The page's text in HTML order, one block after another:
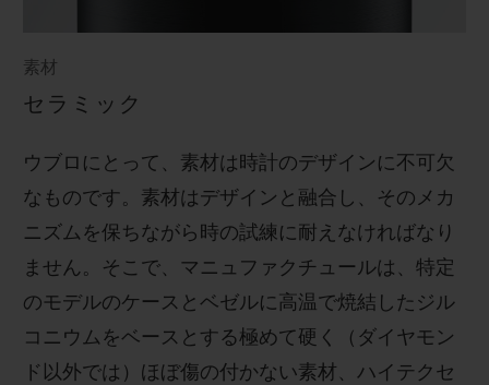
素材
セラミック
ウブロにとって、素材は時計のデザインに不可欠
なものです。素材はデザインと融合し、そのメカ
ニズムを保ちながら時の試練に耐えなければなり
ません。そこで、マニュファクチュールは、特定
のモデルのケースとベゼルに高温で焼結したジル
コニウムをベースとする極めて硬く（ダイヤモン
ド以外では）ほぼ傷の付かない素材、ハイテクセ